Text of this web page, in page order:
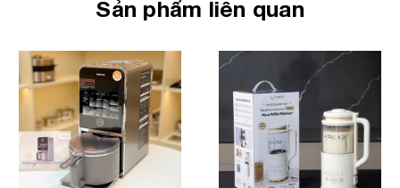
Sản phẩm liên quan